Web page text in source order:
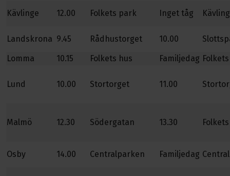
Kävlinge 12.00 Folkets park Inget tåg
Landskrona 9.45 Rådhustorget 10.00
Lomma
10.15 Folkets hus Familjedag
Lund 10.00 Stortorget 11.00
Malmö 12.30 Södergatan 13.30
Osby 14.00 Centralparken Familjedag